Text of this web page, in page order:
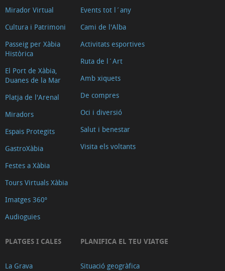
Mirador Virtual
Cultura i Patrimoni
Passeig per Xàbia
Històrica
El Port de Xàbia,
Duanes de la Mar
Platja de l'Arenal
Miradors
Espais Protegits
GastroXàbia
Festes a Xàbia
Tours Virtuals Xàbia
Imatges 360º
Audioguies
Events tot l´any
Cami de l'Alba
Activitats esportives
Ruta de l´Art
Amb xiquets
De compres
Oci i diversió
Salut i benestar
Visita els voltants
PLATGES I CALES
La Grava
PLANIFICA EL TEU VIATGE
Situació geogràfica